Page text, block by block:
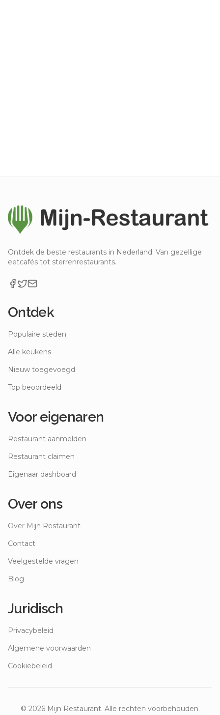
Ontdek de beste restaurants in Nederland. Van gezellige
eetcafés tot sterrenrestaurants.
Ontdek
Populaire steden
Alle keukens
Nieuw toegevoegd
Top beoordeeld
Voor eigenaren
Restaurant aanmelden
Restaurant claimen
Eigenaar dashboard
Over ons
Over Mijn Restaurant
Contact
Veelgestelde vragen
Blog
Juridisch
Privacybeleid
Algemene voorwaarden
Cookiebeleid
© 2026Mijn Restaurant. Alle rechten voorbehouden.